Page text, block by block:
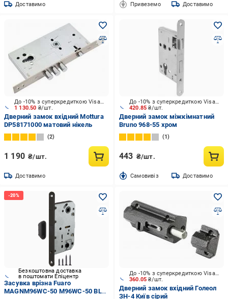
Доставимо Привеземо Доставимо
1 130.50 ₴/шт.
До -10% з суперкредиткою Visa Вигода
Дверний замок вхідний Mottura
DP58171000 матовий нікель
2
1 190 ₴/шт.
Доставимо
420.85₴/шт.
До -10% з суперкредиткою Visa Вигода
Дверний замок міжкімнатний
Bruno 968-55 хром
1
443 ₴/шт.
Cамовивіз Доставимо
Безкоштовна доставка
в поштомати Епіцентр
Засувка врізна Fuaro
MAGNM96WC-50 M96WC-50 BL
360.05₴/шт.
До -10% з суперкредиткою Visa Вигода
Дверний замок вхідний Голеол
ЗН-4 Київ сірий